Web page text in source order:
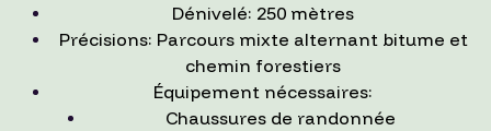
Dénivelé: 250 mètres
Précisions: Parcours mixte alternant bitume et
chemin forestiers
Équipement nécessaires:
Chaussures de randonnée